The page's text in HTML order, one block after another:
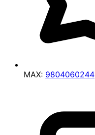
MAX: 9804060244